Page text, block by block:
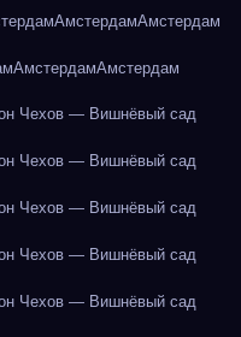
АмстердамАмстердам
АмстердамАмстердам
Чехов — Вишнёвый сад
Чехов — Вишнёвый сад
Чехов — Вишнёвый сад
Чехов — Вишнёвый сад
Чехов — Вишнёвый сад